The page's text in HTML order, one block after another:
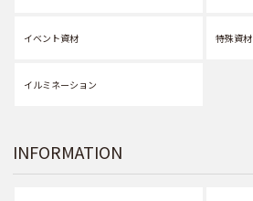
イベント資材
イルミネーション
特殊資材
INFORMATION